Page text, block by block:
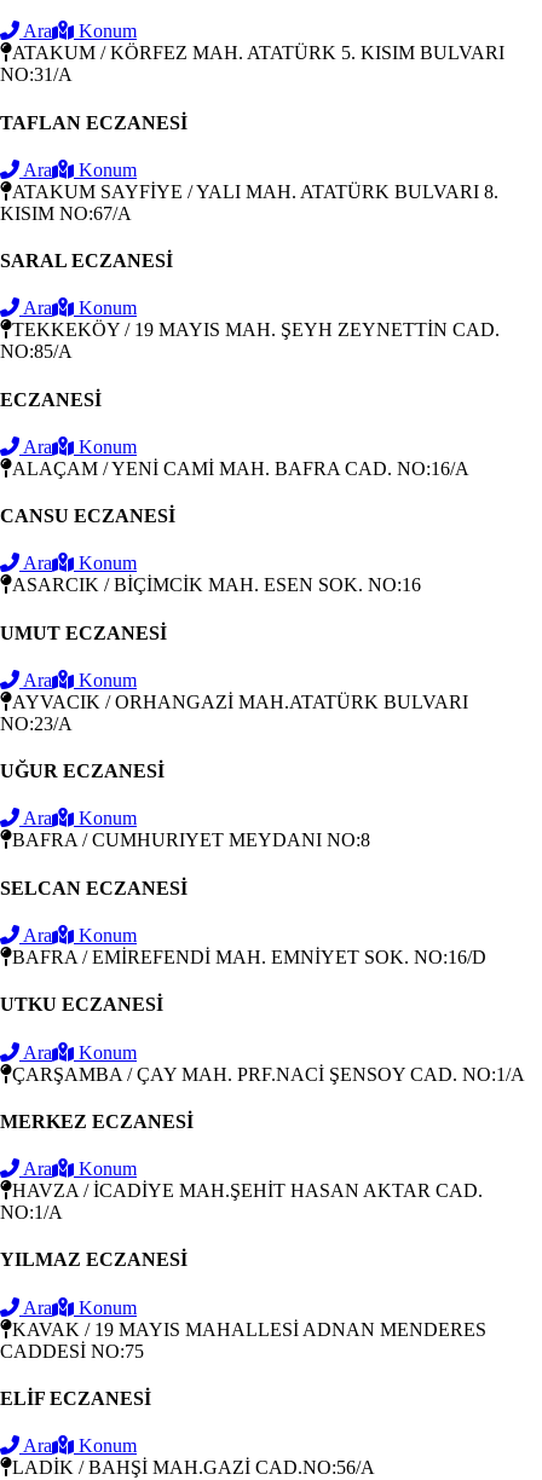
Ara
Konum
ATAKUM / KÖRFEZ MAH. ATATÜRK 5. KISIM BULVARI
NO:31/A
TAFLAN ECZANESİ
Ara
Konum
ATAKUM SAYFİYE / YALI MAH. ATATÜRK BULVARI 8.
KISIM NO:67/A
SARAL ECZANESİ
Ara
Konum
TEKKEKÖY / 19 MAYIS MAH. ŞEYH ZEYNETTİN CAD.
NO:85/A
ECZANESİ
Ara
Konum
ALAÇAM / YENİ CAMİ MAH. BAFRA CAD. NO:16/A
CANSU ECZANESİ
Ara
Konum
ASARCIK / BİÇİMCİK MAH. ESEN SOK. NO:16
UMUT ECZANESİ
Ara
Konum
AYVACIK / ORHANGAZİ MAH.ATATÜRK BULVARI
NO:23/A
UĞUR ECZANESİ
Ara
Konum
BAFRA / CUMHURIYET MEYDANI NO:8
SELCAN ECZANESİ
Ara
Konum
BAFRA / EMİREFENDİ MAH. EMNİYET SOK. NO:16/D
UTKU ECZANESİ
Ara
Konum
ÇARŞAMBA / ÇAY MAH. PRF.NACİ ŞENSOY CAD. NO:1/A
MERKEZ ECZANESİ
Ara
Konum
HAVZA / İCADİYE MAH.ŞEHİT HASAN AKTAR CAD.
NO:1/A
YILMAZ ECZANESİ
Ara
Konum
KAVAK / 19 MAYIS MAHALLESİ ADNAN MENDERES
CADDESİ NO:75
ELİF ECZANESİ
Ara
Konum
LADİK / BAHŞİ MAH.GAZİ CAD.NO:56/A